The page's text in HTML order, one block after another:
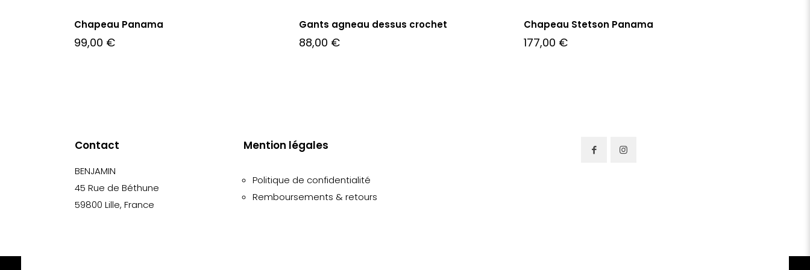
Chapeau Panama
99,00 €
Gants agneau dessus crochet
88,00 €
Chapeau Stetson Panama
177,00 €
Contact
BENJAMIN
45 Rue de Béthune
59800 Lille, France
Mention légales
Politique de confidentialité
Remboursements & retours